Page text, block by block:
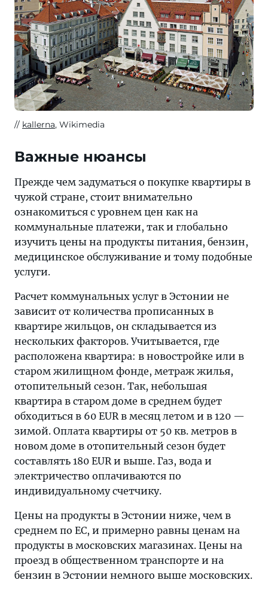
kallerna, Wikimedia
Важные нюансы
Прежде чем задуматься о покупке квартиры в
чужой стране, стоит внимательно
ознакомиться с уровнем цен как на
коммунальные платежи, так и глобально
изучить цены на продукты питания, бензин,
медицинское обслуживание и тому подобные
услуги.
Расчет коммунальных услуг в Эстонии не
зависит от количества прописанных в
квартире жильцов, он складывается из
нескольких факторов. Учитывается, где
расположена квартира: в новостройке или в
старом жилищном фонде, метраж жилья,
отопительный сезон. Так, небольшая
квартира в старом доме в среднем будет
обходиться в 60 EUR в месяц летом и в 120 —
зимой. Оплата квартиры от 50 кв. метров в
новом доме в отопительный сезон будет
составлять 180 EUR и выше. Газ, вода и
электричество оплачиваются по
индивидуальному счетчику.
Цены на продукты в Эстонии ниже, чем в
среднем по ЕС, и примерно равны ценам на
продукты в московских магазинах. Цены на
проезд в общественном транспорте и на
бензин в Эстонии немного выше московских.